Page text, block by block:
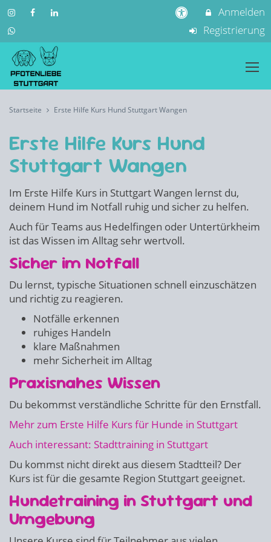
Anmelden
Registrierung
Startseite Erste Hilfe Kurs Hund Stuttgart Wangen
Erste Hilfe Kurs Hund
Stuttgart Wangen
Im Erste Hilfe Kurs in Stuttgart Wangen lernst du,
deinem Hund im Notfall ruhig und sicher zu helfen.
Auch für Teams aus Hedelfingen oder Untertürkheim
ist das Wissen im Alltag sehr wertvoll.
Sicher im Notfall
Du lernst, typische Situationen schnell einzuschätzen
und richtig zu reagieren.
Notfälle erkennen
ruhiges Handeln
klare Maßnahmen
mehr Sicherheit im Alltag
Praxisnahes Wissen
Du bekommst verständliche Schritte für den Ernstfall.
Mehr zum Erste Hilfe Kurs für Hunde in Stuttgart
Auch interessant: Stadttraining in Stuttgart
Du kommst nicht direkt aus diesem Stadtteil? Der
Kurs ist für die gesamte Region Stuttgart geeignet.
Hundetraining in Stuttgart und
Umgebung